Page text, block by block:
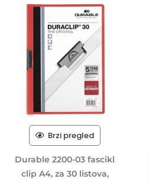
Brzi pregled
Durable 2200-03 fascikl
clip A4, za 30 listova,